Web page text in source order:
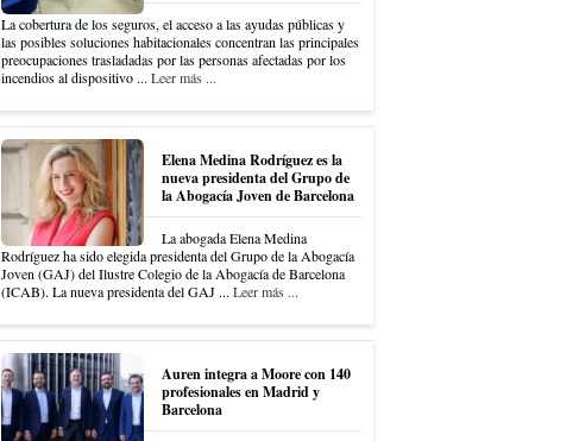
La cobertura de los seguros, el acceso a las ayudas públicas y
las posibles soluciones habitacionales concentran las principales
preocupaciones trasladadas por las personas afectadas por los
incendios al dispositivo ... Leer más ...
Elena Medina Rodríguez es la
nueva presidenta del Grupo de
la Abogacía Joven de Barcelona
La abogada Elena Medina
Rodríguez ha sido elegida presidenta del Grupo de la Abogacía
Joven (GAJ) del Ilustre Colegio de la Abogacía de Barcelona
(ICAB). La nueva presidenta del GAJ ... Leer más ...
Auren integra a Moore con 140
profesionales en Madrid y
Barcelona